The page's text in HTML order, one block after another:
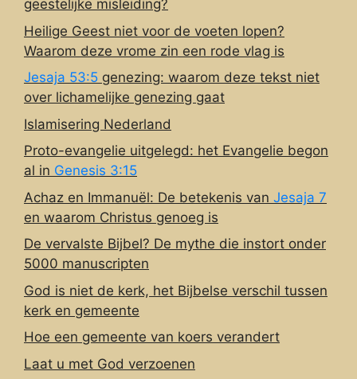
geestelijke misleiding?
Heilige Geest niet voor de voeten lopen?
Waarom deze vrome zin een rode vlag is
Jesaja 53:5 genezing: waarom deze tekst niet
over lichamelijke genezing gaat
Islamisering Nederland
Proto-evangelie uitgelegd: het Evangelie begon
al in Genesis 3:15
Achaz en Immanuël: De betekenis van Jesaja 7
en waarom Christus genoeg is
De vervalste Bijbel? De mythe die instort onder
5000 manuscripten
God is niet de kerk, het Bijbelse verschil tussen
kerk en gemeente
Hoe een gemeente van koers verandert
Laat u met God verzoenen